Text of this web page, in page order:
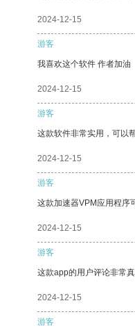
2024-12-15
游客
我喜欢这个软件 作者加油
2024-12-15
游客
这款软件非常实用，可以
2024-12-15
游客
这款加速器VPM应用程序
2024-12-15
游客
这款app的用户评论非常
2024-12-15
游客